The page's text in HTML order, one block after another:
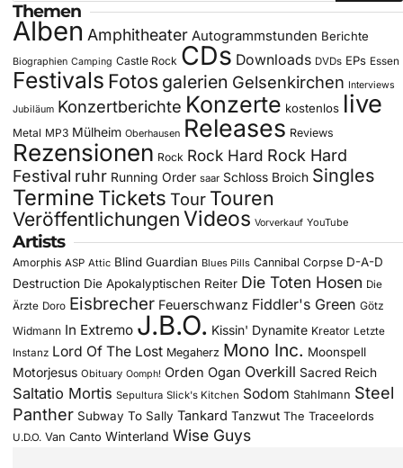
Themen
Alben Amphitheater Autogrammstunden Berichte
Biographien Camping Castle Rock CDs Downloads DVDs EPs Essen
Festivals Fotos galerien Gelsenkirchen Interviews
Jubiläum Konzertberichte Konzerte kostenlos live
Metal MP3 Mülheim Oberhausen Releases Reviews
Rezensionen Rock Rock Hard Rock Hard
Festival ruhr Running Order saar Schloss Broich Singles
Termine Tickets Tour Touren
Veröffentlichungen Videos Vorverkauf YouTube
Artists
Amorphis ASP Attic Blind Guardian Blues Pills Cannibal Corpse D-A-D
Destruction Die Apokalyptischen Reiter Die Toten Hosen Die
Ärzte Doro Eisbrecher Feuerschwanz Fiddler's Green Götz
Widmann In Extremo J.B.O. Kissin' Dynamite Kreator Letzte
Instanz Lord Of The Lost Megaherz Mono Inc. Moonspell
Motorjesus Obituary Oomph! Orden Ogan Overkill Sacred Reich
Saltatio Mortis Sepultura Slick's Kitchen Sodom Stahlmann Steel
Panther Subway To Sally Tankard Tanzwut The Traceelords
U.D.O. Van Canto Winterland Wise Guys